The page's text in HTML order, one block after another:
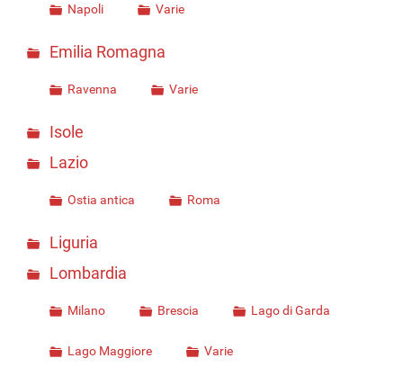
Napoli Varie
Emilia Romagna
Ravenna Varie
Isole
Lazio
Ostia antica Roma
Liguria
Lombardia
Milano Brescia Lago di Garda
Lago Maggiore Varie